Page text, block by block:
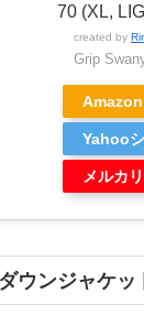
70 (XL,
created by
Grip
Amazon
Yahoo
メルカリ
ウンジャケッ